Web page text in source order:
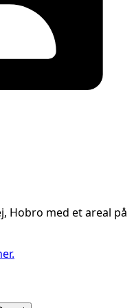
Hobro med et areal på